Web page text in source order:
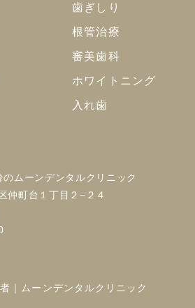
歯ぎしり
根管治療
審美歯科
ホワイトニング
入れ歯
ムーンデンタルクリニック
仲町台１丁目２−２４
｜ムーンデンタルクリニック